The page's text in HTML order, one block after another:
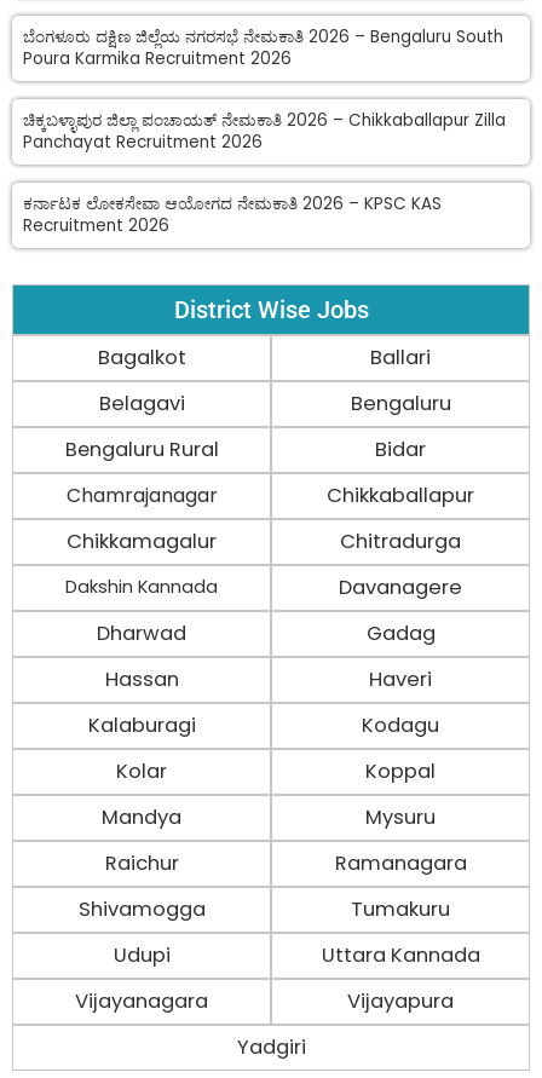
ಬೆಂಗಳೂರು ದಕ್ಷಿಣ ಜಿಲ್ಲೆಯ ನಗರಸಭೆ ನೇಮಕಾತಿ 2026 – Bengaluru South
Poura Karmika Recruitment 2026
ಚಿಕ್ಕಬಳ್ಳಾಪುರ ಜಿಲ್ಲಾ ಪಂಚಾಯತ್ ನೇಮಕಾತಿ 2026 – Chikkaballapur Zilla
Panchayat Recruitment 2026
ಕರ್ನಾಟಕ ಲೋಕಸೇವಾ ಆಯೋಗದ ನೇಮಕಾತಿ 2026 – KPSC KAS
Recruitment 2026
District Wise Jobs
Bagalkot
Ballari
Belagavi
Bengaluru
Bengaluru Rural
Bidar
Chamrajanagar
Chikkaballapur
Chikkamagalur
Chitradurga
Dakshin Kannada
Davanagere
Dharwad
Gadag
Hassan
Haveri
Kalaburagi
Kodagu
Kolar
Koppal
Mandya
Mysuru
Raichur
Ramanagara
Shivamogga
Tumakuru
Udupi
Uttara Kannada
Vijayanagara
Vijayapura
Yadgiri